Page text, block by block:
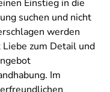
Einstieg in die
suchen und nicht
werden
zum Detail und
Im